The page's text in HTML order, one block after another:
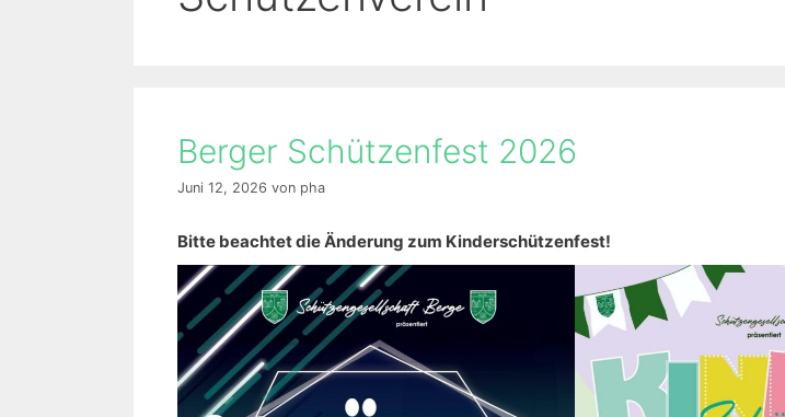
Berger Schützenfest 2026
Juni 12, 2026 von pha
Bitte beachtet die Änderung zum Kinderschützenfest!